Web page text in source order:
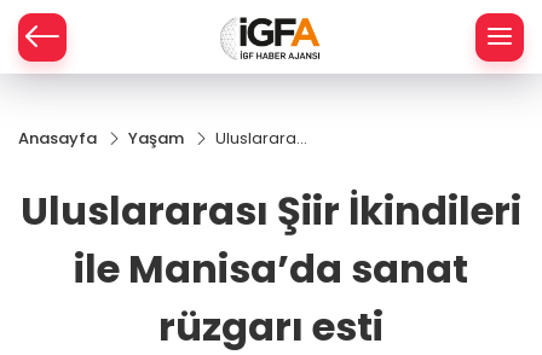
Anasayfa Yaşam
Uluslararası
Manisa’da
rüzgarı esti
Uluslararası Şiir İkindileri
ile Manisa’da sanat
rüzgarı esti